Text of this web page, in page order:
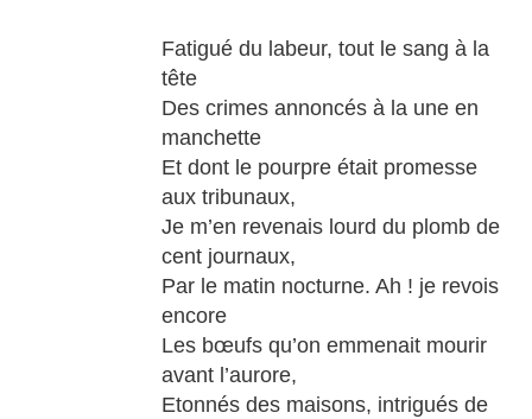
Fatigué du labeur, tout le sang à la
tête
Des crimes annoncés à la une en
manchette
Et dont le pourpre était promesse
aux tribunaux,
Je m’en revenais lourd du plomb de
cent journaux,
Par le matin nocturne. Ah ! je revois
encore
Les bœufs qu’on emmenait mourir
avant l’aurore,
Etonnés des maisons, intrigués de